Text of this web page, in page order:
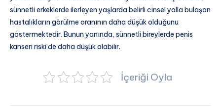
sünnetli erkeklerde ilerleyen yaşlarda belirli cinsel yolla bulaşan
hastalıkların görülme oranının daha düşük olduğunu
göstermektedir. Bunun yanında, sünnetli bireylerde penis
kanseri riski de daha düşük olabilir.
İçeriği Oyla